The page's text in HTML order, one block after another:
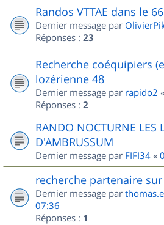
Randos VTTAE dans le 66
Dernier message par
Réponses : 23
Recherche coéquipiers
lozérienne 48
Dernier message par rapido2 «
Réponses : 2
RANDO NOCTURNE LES
D'AMBRUSSUM
Dernier message par FIFI34 «
recherche partenaire
Dernier message par
07:36
Réponses : 1